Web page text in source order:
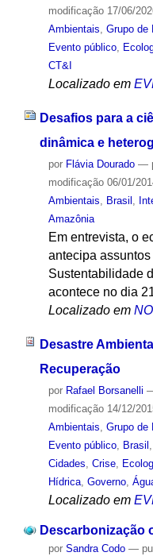
modificação17/06/
Ambientais, Grupo de
Evento público,
CT&I
Localizado em
Desafios para a
dinâmica e
por Flávia Dourado —
modificação06/01/
Ambientais, Brasil ,
Amazônia
Em entrevista, o
antecipa
Sustentabilidade
acontece no dia
Localizado em
Desastre
Recuperação
por Rafael Borsanelli
modificação14/12/
Ambientais Grupo de
Evento público, Brasil
Cidades Crise,
Hídrica, Governo,
Localizado em
Descarbonização
por Sandra Codo —